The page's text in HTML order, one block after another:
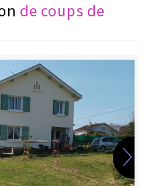
de coups de